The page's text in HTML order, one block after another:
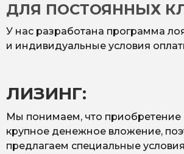
ДЛЯ ПОСТОЯННЫХ
У нас разработана программа
и индивидуальные условия
ЛИЗИНГ:
Мы понимаем, что
крупное денежное вложение,
предлагаем специальные